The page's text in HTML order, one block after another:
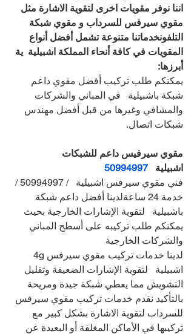
اننا نوفر مقويات اخرى لتقوية الاشارة مثل
مقوي سيرفس للسرداب و مقوي شبكة
التلفونخدماتنا متنوعة تشمل أفضل أنواع
المقويات في كافة أنحاء المملكة اشبيلية  ية
أبرزها:
يمكنكم طلب تركيب أفضل مقوي داعم
شبكة باشبيلية   في المباني والشركات
والمشافي وغيرها من قبل أفضل مهندس
شبكات اتصال.
مقوي سيرفيس داعم للشبكات
اشبيلية 50994997
فني مقوي سيرفس اشبيلية   / 50994997 /
خدمة 24 ساعةلدينا أفضل داعم شبكة
باشبيلية   لتقوية الإشارات الخارجية بحيث
يمكنكم طلب تركيبه على أسطح المباني
والشركات الخارجية
اشبيلية   لتقوية الإشارات الضعيفة وتقليل
التشويش مما يعطي شبكة جيدة ومريحة
بالتأكيد نقدم خدمات تركيب مقوي سيرفس
للسرداب لتقوية الاشارة بشكل كبير مع
تركيبها في الأماكن المغلقة أو البعيدة عن